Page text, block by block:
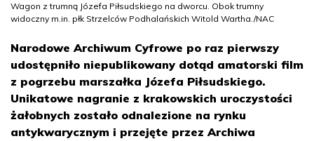
Wagon z trumną Józefa Piłsudskiego na dworcu. Obok trumny
widoczny m.in. płk Strzelców Podhalańskich Witold Wartha./NAC
Narodowe Archiwum Cyfrowe po raz pierwszy
udostępniło niepublikowany dotąd amatorski film
z pogrzebu marszałka Józefa Piłsudskiego.
Unikatowe nagranie z krakowskich uroczystości
żałobnych zostało odnalezione na rynku
antykwarycznym i przejęte przez Archiwa